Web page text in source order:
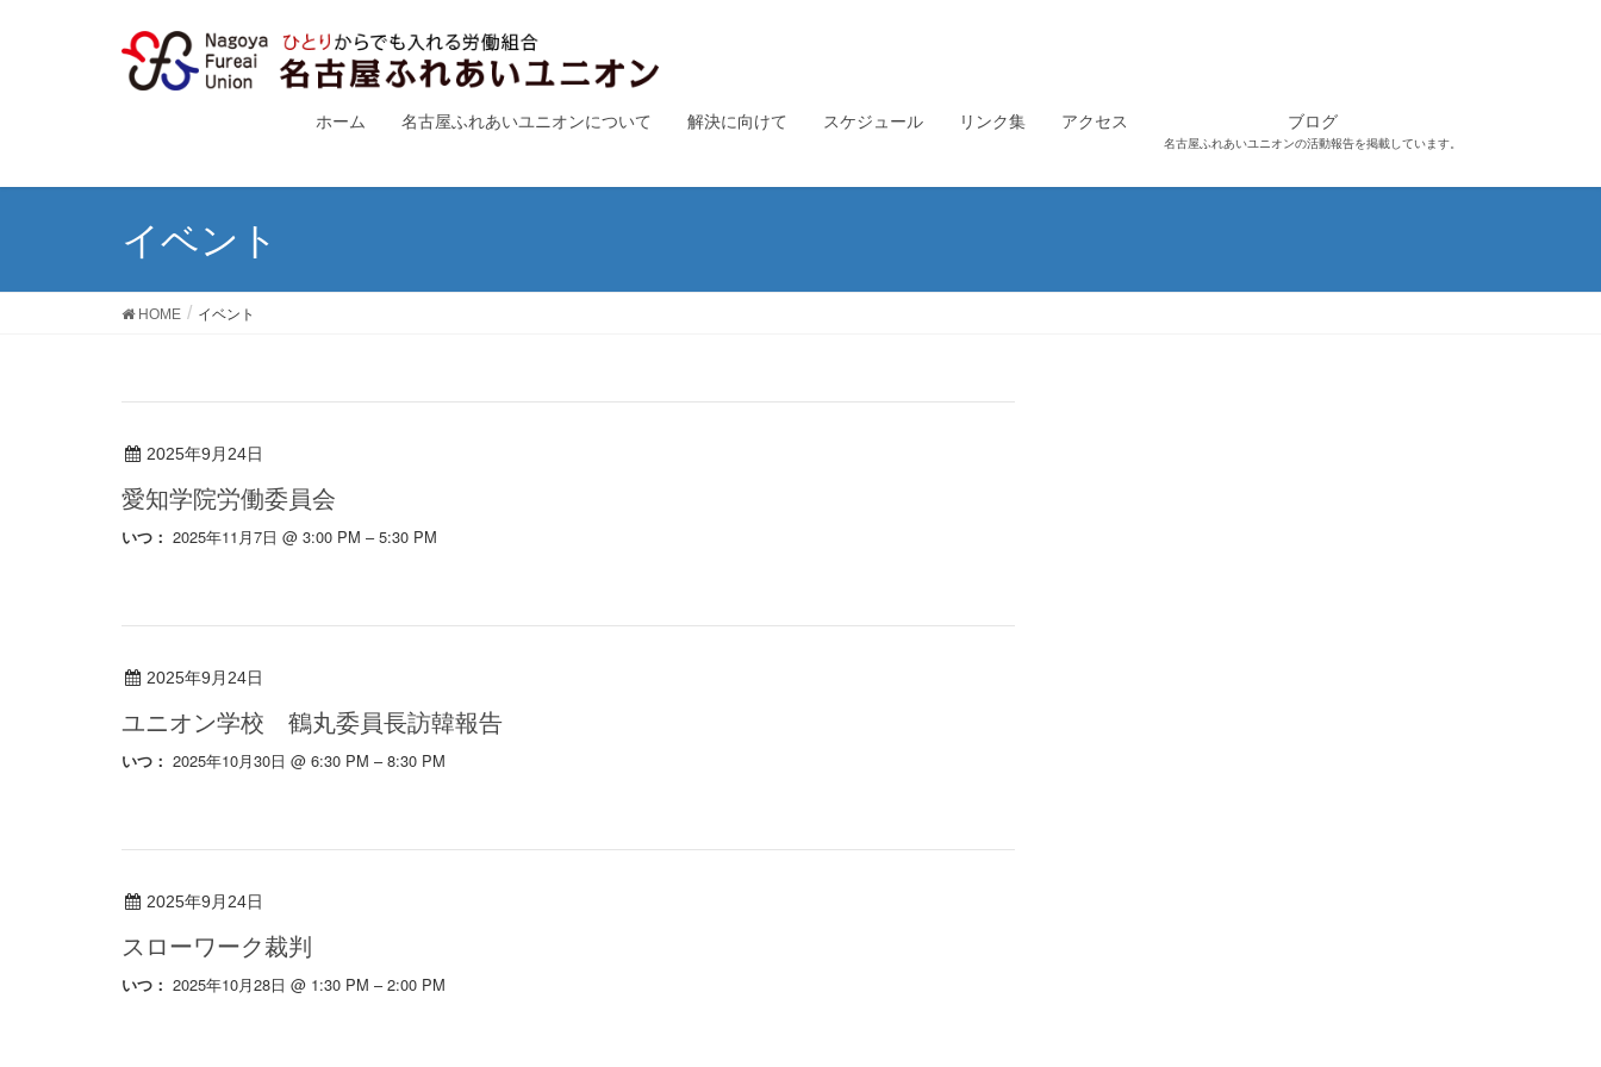
ホーム 名古屋ふれあいユニオンについて 解決に向けて スケジュール リンク集 アクセス ブログ
名古屋ふれあいユニオンの活動報告を掲載しています。
イベント
HOME イベント
2025年9月24日
愛知学院労働委員会
いつ： 2025年11月7日 @ 3:00 PM – 5:30 PM
2025年9月24日
ユニオン学校 鶴丸委員長訪韓報告
いつ： 2025年10月30日 @ 6:30 PM – 8:30 PM
2025年9月24日
スローワーク裁判
いつ： 2025年10月28日 @ 1:30 PM – 2:00 PM